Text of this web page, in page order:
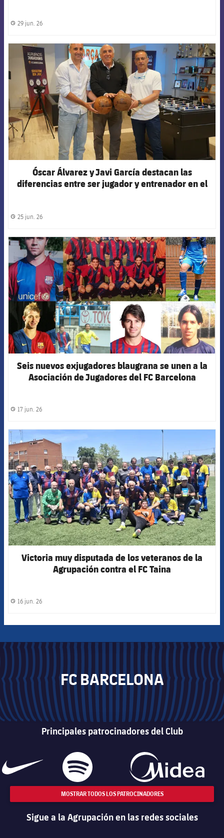
label.share.clock
29 jun. 26
FCB Barcelona badge
Óscar Álvarez y Javi García destacan las
diferencias entre ser jugador y entrenador en el
label.share.clock
25 jun. 26
FCB Barcelona badge
Seis nuevos exjugadores blaugrana se unen a la
Asociación de Jugadores del FC Barcelona
label.share.clock
17 jun. 26
FCB Barcelona badge
Victoria muy disputada de los veteranos de la
Agrupación contra el FC Taina
label.share.clock
16 jun. 26
FC BARCELONA
Principales patrocinadores del Club
MOSTRAR TODOS LOS PATROCINADORES
Sigue a la Agrupación en las redes sociales